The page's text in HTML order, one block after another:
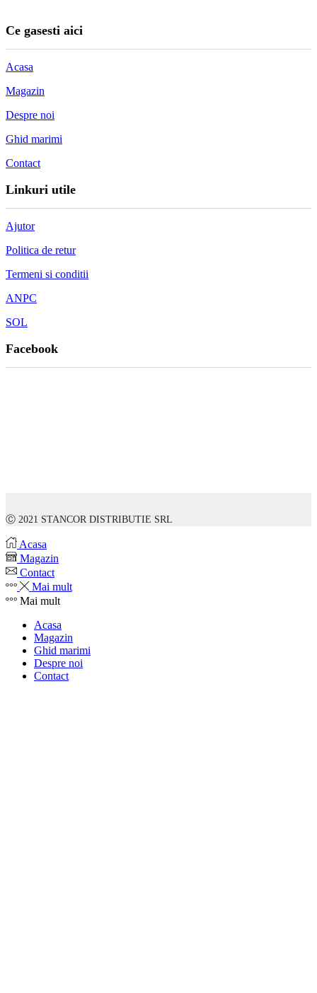
Ce gasesti aici
Acasa
Magazin
Despre noi
Ghid marimi
Contact
Linkuri utile
Ajutor
Politica de retur
Termeni si conditii
ANPC
SOL
Facebook
Ⓒ 2021 STANCOR DISTRIBUTIE SRL
Acasa
Magazin
Contact
Mai mult
Mai mult
Acasa
Magazin
Ghid marimi
Despre noi
Contact